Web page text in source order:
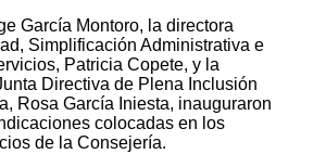
García Montoro, la directora
Simplificación Administrativa e
Patricia Copete, y la
Directiva de Plena Inclusión
Rosa García Iniesta, inauguraron
colocadas en los
de la Consejería.